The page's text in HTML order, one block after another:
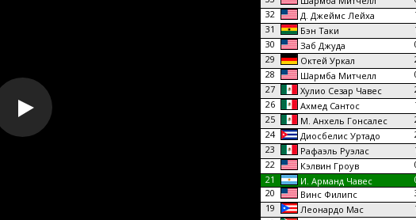
32
Д. Джеймс Лейха
31
Бэн Таки
30
Заб Джуда
29
Октей Уркал
28
Шармба Митчелл
27
Хулио Сезар Чавес
26
Ахмед Сантос
25
М. Анхель Гонсалес
24
Диосбелис Уртадо
23
Рафаэль Руэлас
22
Кэлвин Гроув
21
И. Арманд Чавес
20
Винс Филипс
19
Леонардо Мас